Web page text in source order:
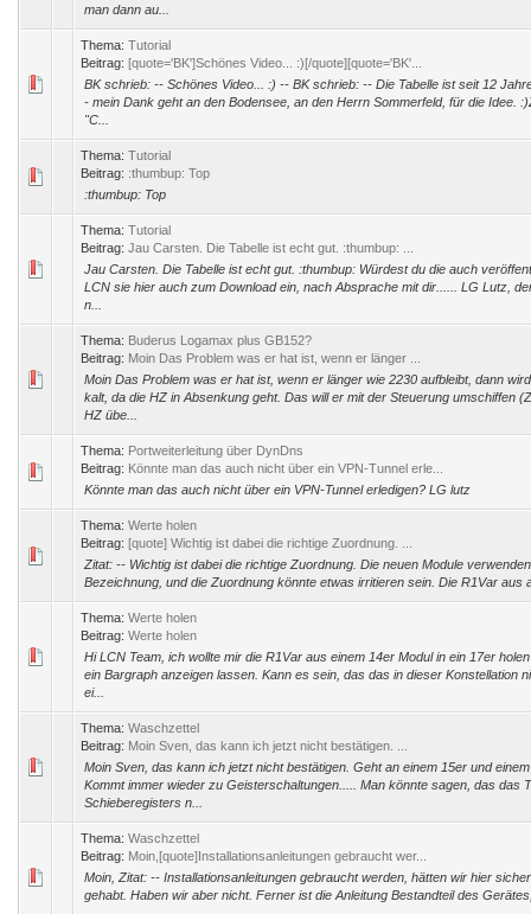
man dann au...
Thema: Tutorial
Beitrag: [quote='BK']Schönes Video... :)[/quote][quote='BK'...
BK schrieb: -- Schönes Video... :) -- BK schrieb: -- Die Tabelle ist seit 12
- mein Dank geht an den Bodensee, an den Herrn Sommerfeld, für die Idee.
"C...
Thema: Tutorial
Beitrag: :thumbup: Top
:thumbup: Top
Thema: Tutorial
Beitrag: Jau Carsten. Die Tabelle ist echt gut. :thumbup: ...
Jau Carsten. Die Tabelle ist echt gut. :thumbup: Würdest du die auch
LCN sie hier auch zum Download ein, nach Absprache mit dir...... LG Lutz,
n...
Thema: Buderus Logamax plus GB152?
Beitrag: Moin Das Problem was er hat ist, wenn er länger ...
Moin Das Problem was er hat ist, wenn er länger wie 2230 aufbleibt, dann
kalt, da die HZ in Absenkung geht. Das will er mit der Steuerung umschiffen
HZ übe...
Thema: Portweiterleitung über DynDns
Beitrag: Könnte man das auch nicht über ein VPN-Tunnel erle...
Könnte man das auch nicht über ein VPN-Tunnel erledigen? LG lutz
Thema: Werte holen
Beitrag: [quote] Wichtig ist dabei die richtige Zuordnung. ...
Zitat: -- Wichtig ist dabei die richtige Zuordnung. Die neuen Module
Bezeichnung, und die Zuordnung könnte etwas irritieren sein. Die R1Var aus
Thema: Werte holen
Beitrag: Werte holen
Hi LCN Team, ich wollte mir die R1Var aus einem 14er Modul in ein 17er
ein Bargraph anzeigen lassen. Kann es sein, das das in dieser Konstellation
ei...
Thema: Waschzettel
Beitrag: Moin Sven, das kann ich jetzt nicht bestätigen. ...
Moin Sven, das kann ich jetzt nicht bestätigen. Geht an einem 15er und
Kommt immer wieder zu Geisterschaltungen..... Man könnte sagen, das das
Schieberegisters n...
Thema: Waschzettel
Beitrag: Moin,[quote]Installationsanleitungen gebraucht wer...
Moin, Zitat: -- Installationsanleitungen gebraucht werden, hätten wir hier
gehabt. Haben wir aber nicht. Ferner ist die Anleitung Bestandteil des